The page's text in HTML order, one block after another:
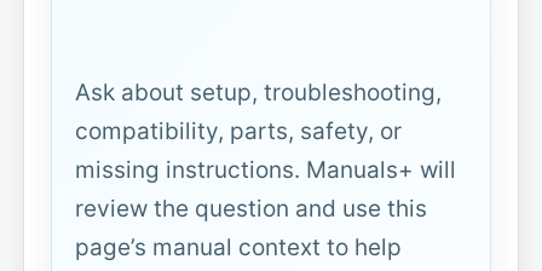
Ask about setup, troubleshooting,
compatibility, parts, safety, or
missing instructions. Manuals+ will
review the question and use this
page’s manual context to help